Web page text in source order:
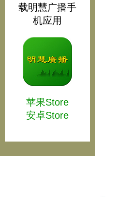
载明慧广播手
机应用
苹果Store
安卓Store